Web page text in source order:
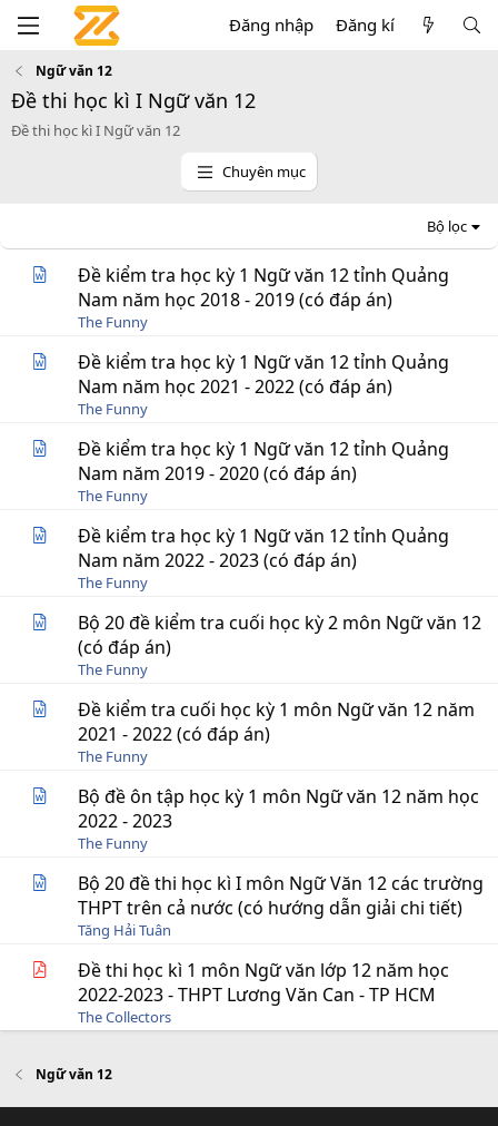
Đăng nhập Đăng kí
Ngữ văn 12
Đề thi học kì I Ngữ văn 12
Đề thi học kì I Ngữ văn 12
Chuyên mục
Bộ lọc
Đề kiểm tra học kỳ 1 Ngữ văn 12 tỉnh Quảng
Nam năm học 2018 - 2019 (có đáp án)
The Funny
Đề kiểm tra học kỳ 1 Ngữ văn 12 tỉnh Quảng
Nam năm học 2021 - 2022 (có đáp án)
The Funny
Đề kiểm tra học kỳ 1 Ngữ văn 12 tỉnh Quảng
Nam năm 2019 - 2020 (có đáp án)
The Funny
Đề kiểm tra học kỳ 1 Ngữ văn 12 tỉnh Quảng
Nam năm 2022 - 2023 (có đáp án)
The Funny
Bộ 20 đề kiểm tra cuối học kỳ 2 môn Ngữ văn 12
(có đáp án)
The Funny
Đề kiểm tra cuối học kỳ 1 môn Ngữ văn 12 năm
2021 - 2022 (có đáp án)
The Funny
Bộ đề ôn tập học kỳ 1 môn Ngữ văn 12 năm học
2022 - 2023
The Funny
Bộ 20 đề thi học kì I môn Ngữ Văn 12 các trường
THPT trên cả nước (có hướng dẫn giải chi tiết)
Tăng Hải Tuân
Đề thi học kì 1 môn Ngữ văn lớp 12 năm học
2022-2023 - THPT Lương Văn Can - TP HCM
The Collectors
Ngữ văn 12